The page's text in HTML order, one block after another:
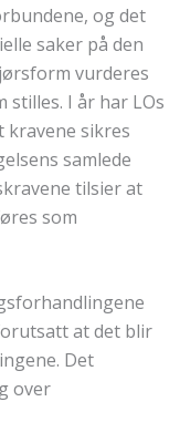
og det
saker på den
vurderes
stilles. I år har LOs
sikres
samlede
tilsier at
som
at det blir
Det
over